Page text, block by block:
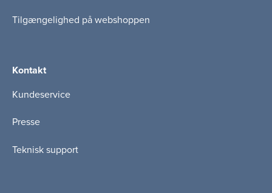
Tilgængelighed på webshoppen
Kontakt
Kundeservice
Presse
Teknisk support